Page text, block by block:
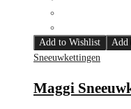
Add to Wishlist
Add
Sneeuwkettingen
Maggi